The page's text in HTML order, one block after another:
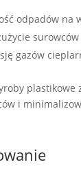
odpadów na
gazów
i